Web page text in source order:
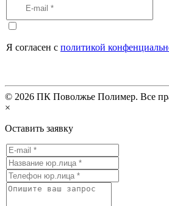
Я согласен с политикой
© 2026 ПК Поволжье Полимер. Все
×
Оставить заявку